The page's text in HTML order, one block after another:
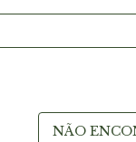
NÃO